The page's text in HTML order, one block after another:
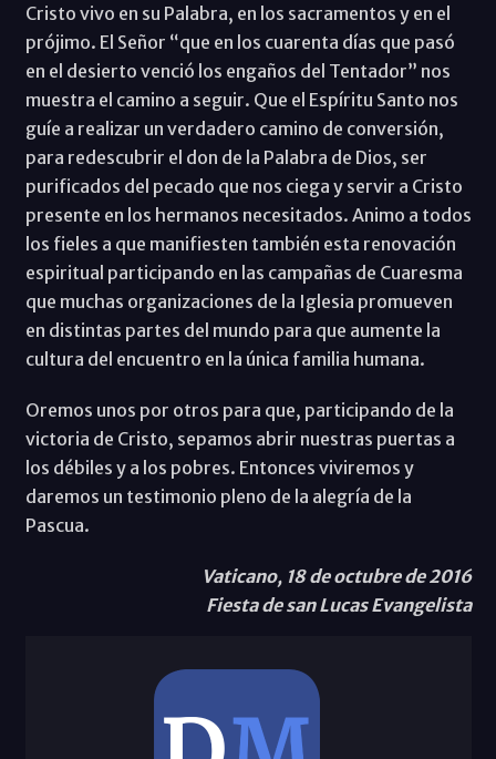
Cristo vivo en su Palabra, en los sacramentos y en el
prójimo. El Señor “que en los cuarenta días que pasó
en el desierto venció los engaños del Tentador” nos
muestra el camino a seguir. Que el Espíritu Santo nos
guíe a realizar un verdadero camino de conversión,
para redescubrir el don de la Palabra de Dios, ser
purificados del pecado que nos ciega y servir a Cristo
presente en los hermanos necesitados. Animo a todos
los fieles a que manifiesten también esta renovación
espiritual participando en las campañas de Cuaresma
que muchas organizaciones de la Iglesia promueven
en distintas partes del mundo para que aumente la
cultura del encuentro en la única familia humana.
Oremos unos por otros para que, participando de la
victoria de Cristo, sepamos abrir nuestras puertas a
los débiles y a los pobres. Entonces viviremos y
daremos un testimonio pleno de la alegría de la
Pascua.
Vaticano, 18 de octubre de 2016
Fiesta de san Lucas Evangelista